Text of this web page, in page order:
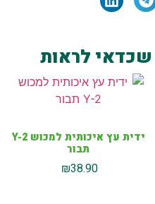
שכדאי לראות
ידית עץ איכותית למכוש Y-2
תבור
₪38.90